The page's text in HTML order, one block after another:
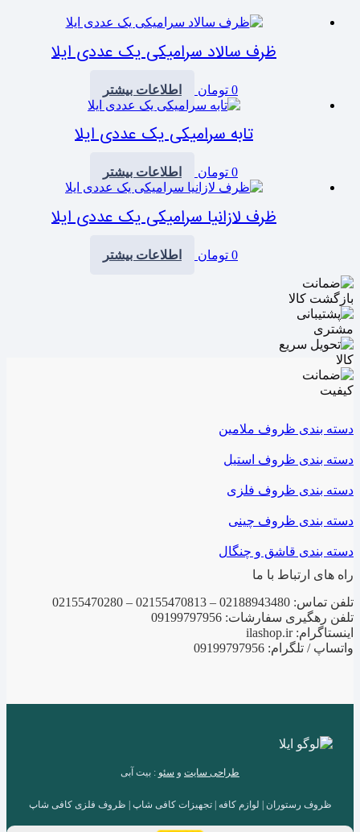
ظرف سالاد سرامیکی یک عددی ایلا
0 تومان اطلاعات بیشتر
تابه سرامیکی یک عددی ایلا
0 تومان اطلاعات بیشتر
ظرف لازانیا سرامیکی یک عددی ایلا
0 تومان اطلاعات بیشتر
دسته بندی ظروف ملامین
دسته بندی ظروف استیل
دسته بندی ظروف فلزی
دسته بندی ظروف چینی
دسته بندی قاشق و چنگال
راه های ارتباط با ما
تلفن تماس: 02188943480 – 02155470813 – 02155470280
تلفن رهگیری سفارشات: 09199797956
اینستاگرام: ilashop.ir
واتساپ / تلگرام: 09199797956
طراحی سایت و سئو : بیت آبی
ظروف رستوران | لوازم کافه | تجهیزات کافی شاپ | ظروف فلزی کافی شاپ